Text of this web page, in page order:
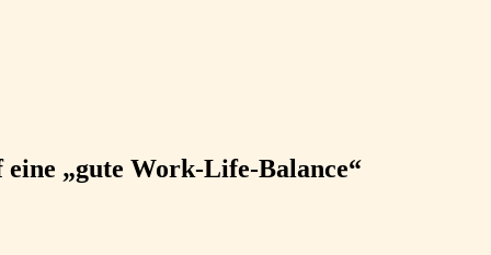
„gute Work-Life-Balance“